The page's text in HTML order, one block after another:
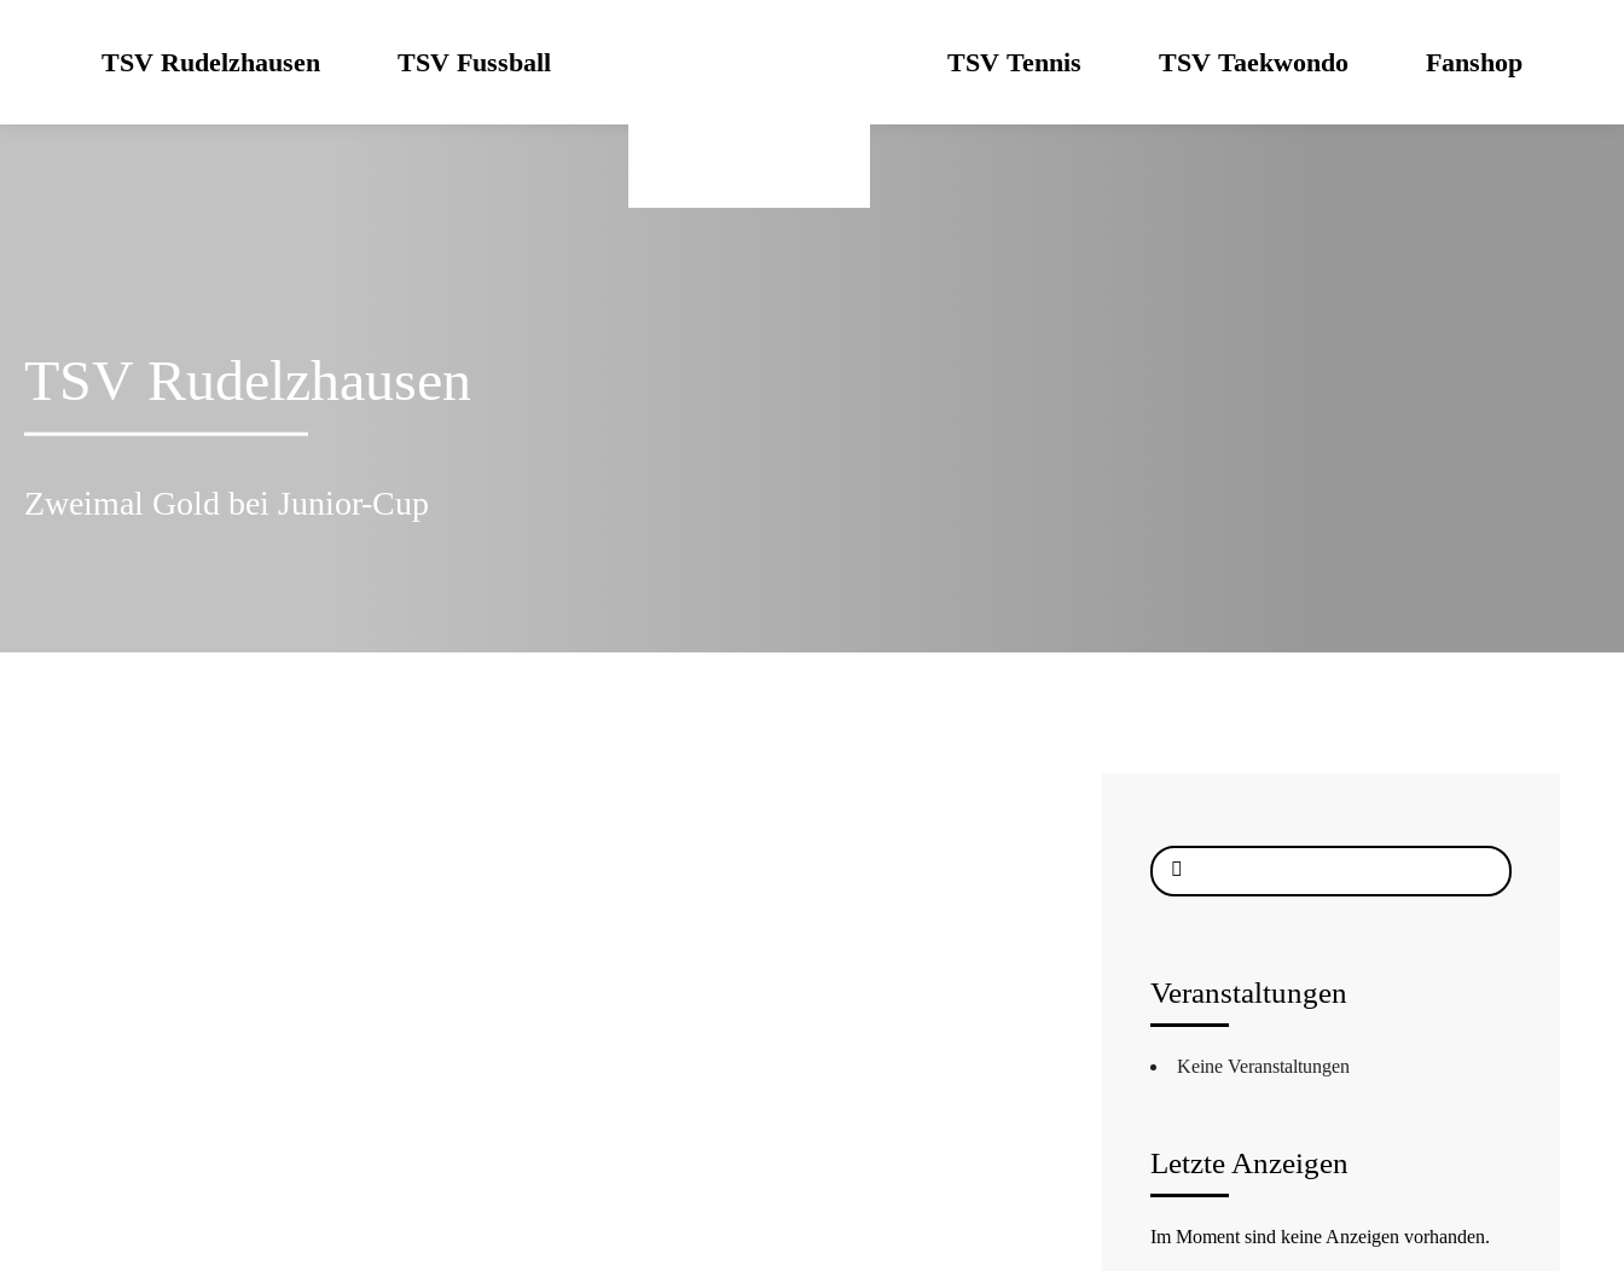
TSV Rudelzhausen TSV Fussball TSV Tennis TSV Taekwondo Fanshop
TSV Rudelzhausen
Zweimal Gold bei Junior-Cup
Suche
nach:
Veranstaltungen
Keine Veranstaltungen
Letzte Anzeigen
Im Moment sind keine Anzeigen vorhanden.